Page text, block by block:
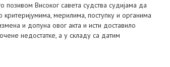
Високог савета судства судијама да
мерилима, поступку и органима
и допуна овог акта и исти доставило
недостатке, а у складу са датим